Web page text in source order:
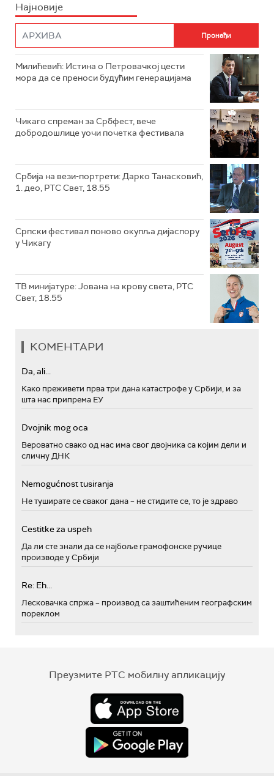
Најновије
Милићевић: Истина о Петровачкој цести
мора да се преноси будућим генерацијама
Чикаго спреман за Србфест, вече
добродошлице уочи почетка фестивала
Србија на вези-портрети: Дарко Танасковић,
1. део, РТС Свет, 18.55
Српски фестивал поново окупља дијаспору
у Чикагу
ТВ минијатуре: Јована на крову света, РТС
Свет, 18.55
КОМЕНТАРИ
Da, ali...
Како преживети прва три дана катастрофе у Србији, и за
шта нас припрема ЕУ
Dvojnik mog oca
Вероватно свако од нас има свог двојника са којим дели и
сличну ДНК
Nemogućnost tusiranja
Не туширате се сваког дана – не стидите се, то је здраво
Cestitke za uspeh
Да ли сте знали да се најбоље грамофонске ручице
производе у Србији
Re: Eh...
Лесковачка спржа – производ са заштићеним географским
пореклом
Преузмите РТС мобилну апликацију